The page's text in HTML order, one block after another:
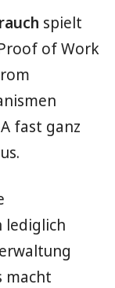
spielt
of Work
fast ganz
lediglich
macht